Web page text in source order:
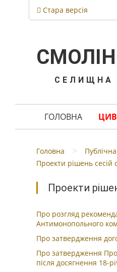
Стара версія
СЕЛИЩНА
ГОЛОВНА
Головна >
Проекти рішень сесій
Проекти
Про розгляд
Антимонопольного
Про затвердження
Про затвердження
після досягнення 18-